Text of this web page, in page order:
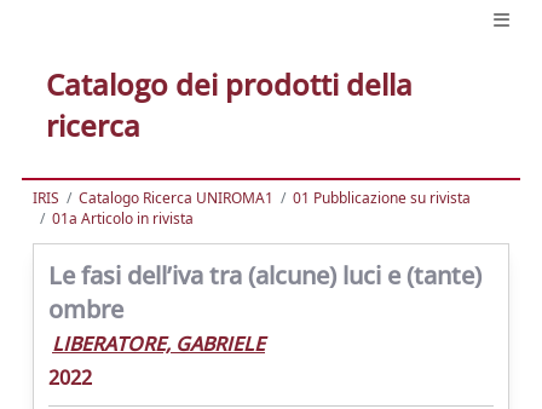
Catalogo dei prodotti della
ricerca
IRIS Catalogo Ricerca UNIROMA1
01 Pubblicazione su rivista
01a Articolo in rivista
Le fasi dell’iva tra (alcune) luci e (tante)
ombre
LIBERATORE, GABRIELE
2022